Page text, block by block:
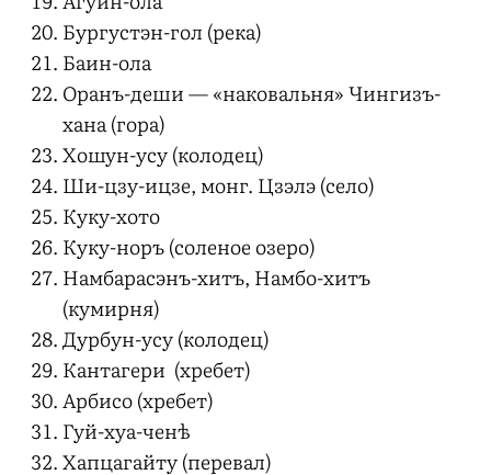
Бургустэн-гол (река)
Баин-ола
Оранъ-деши — «наковальня» Чингизъ-
хана (гора)
Хошун-усу (колодец)
Ши-цзу-ицзе, монг. Цзэлэ (село)
Куку-хото
Куку-норъ (соленое озеро)
Намбарасэнъ-хитъ, Намбо-хитъ
(кумирня)
Дурбун-усу (колодец)
Кантагери (хребет)
Арбисо (хребет)
Гуй-хуа-ченѣ
Хапцагайту (перевал)